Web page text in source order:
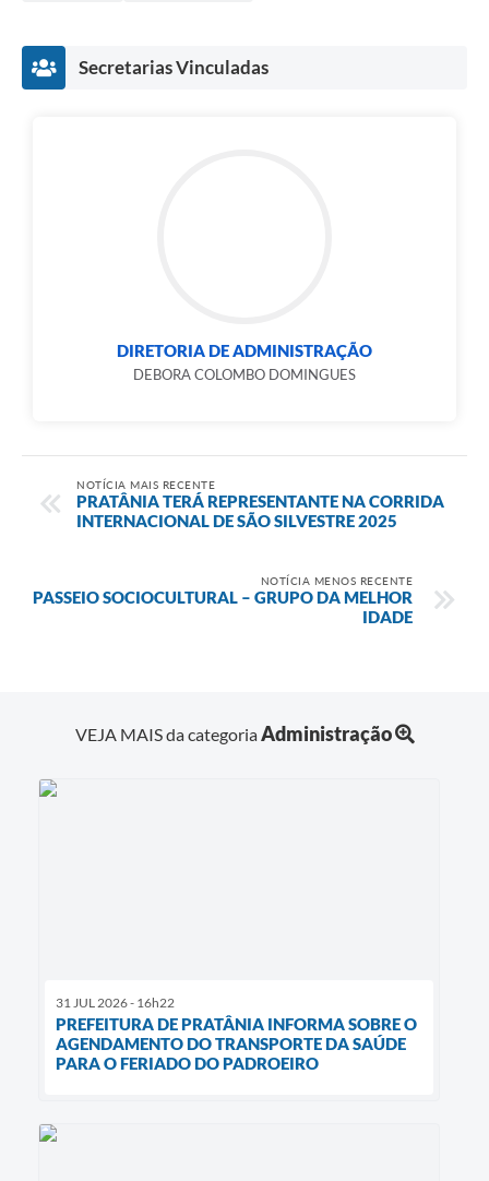
Secretarias Vinculadas
DIRETORIA DE ADMINISTRAÇÃO
DEBORA COLOMBO DOMINGUES
NOTÍCIA MAIS RECENTE
PRATÂNIA TERÁ REPRESENTANTE NA CORRIDA
INTERNACIONAL DE SÃO SILVESTRE 2025
NOTÍCIA MENOS RECENTE
PASSEIO SOCIOCULTURAL – GRUPO DA MELHOR
IDADE
VEJA MAIS da categoriaAdministração
31 JUL 2026 - 16h22
PREFEITURA DE PRATÂNIA INFORMA SOBRE O
AGENDAMENTO DO TRANSPORTE DA SAÚDE
PARA O FERIADO DO PADROEIRO